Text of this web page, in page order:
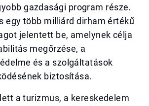
gazdasági program része.
egy több milliárd dirham értékű
jelentett be, amelynek célja
megőrzése, a
és a szolgáltatások
biztosítása.
a turizmus, a kereskedelem